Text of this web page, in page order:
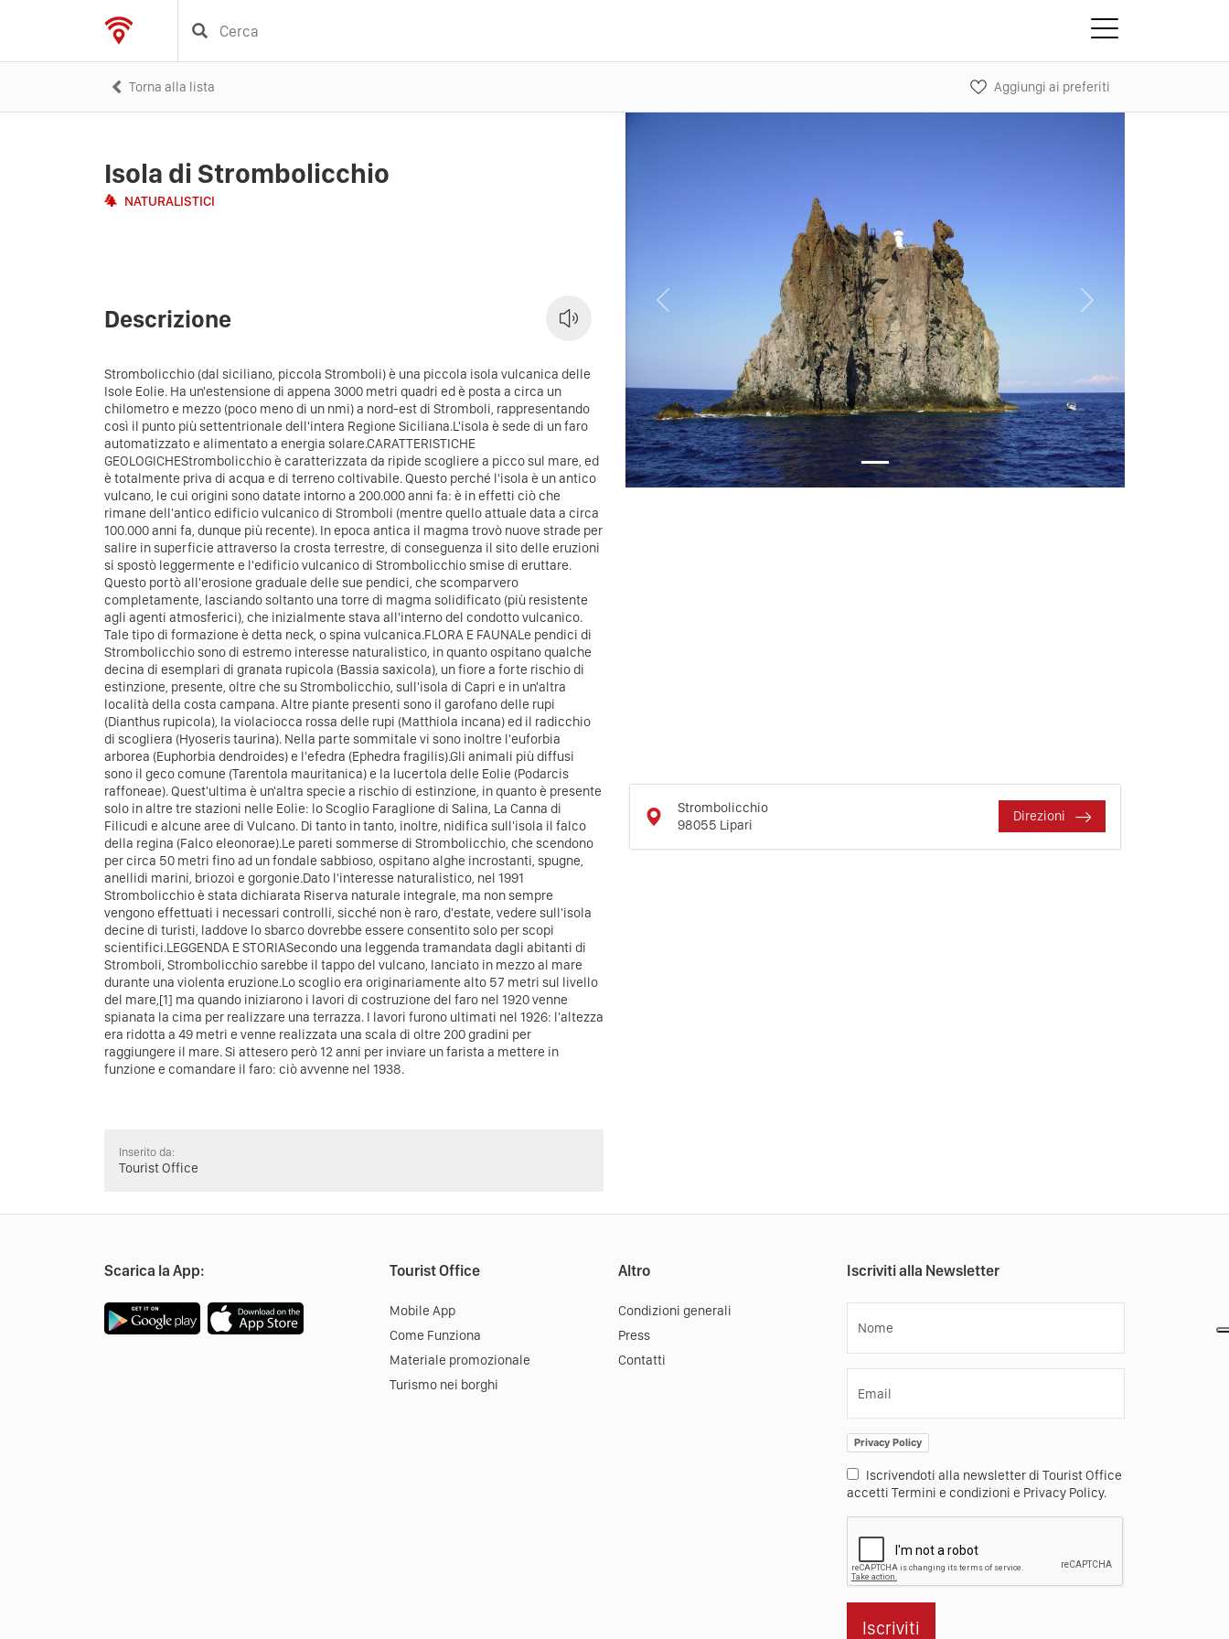
Torna alla lista Aggiungi ai preferiti
Isola di Strombolicchio
NATURALISTICI
Descrizione
Strombolicchio (dal siciliano, piccola Stromboli) è una piccola isola vulcanica delle
Isole Eolie. Ha un'estensione di appena 3000 metri quadri ed è posta a circa un
chilometro e mezzo (poco meno di un nmi) a nord-est di Stromboli, rappresentando
così il punto più settentrionale dell'intera Regione Siciliana.L'isola è sede di un faro
automatizzato e alimentato a energia solare.CARATTERISTICHE
GEOLOGICHEStrombolicchio è caratterizzata da ripide scogliere a picco sul mare, ed
è totalmente priva di acqua e di terreno coltivabile. Questo perché l'isola è un antico
vulcano, le cui origini sono datate intorno a 200.000 anni fa: è in effetti ciò che
rimane dell'antico edificio vulcanico di Stromboli (mentre quello attuale data a circa
100.000 anni fa, dunque più recente). In epoca antica il magma trovò nuove strade per
salire in superficie attraverso la crosta terrestre, di conseguenza il sito delle eruzioni
si spostò leggermente e l'edificio vulcanico di Strombolicchio smise di eruttare.
Questo portò all'erosione graduale delle sue pendici, che scomparvero
completamente, lasciando soltanto una torre di magma solidificato (più resistente
agli agenti atmosferici), che inizialmente stava all'interno del condotto vulcanico.
Tale tipo di formazione è detta neck, o spina vulcanica.FLORA E FAUNALe pendici di
Strombolicchio sono di estremo interesse naturalistico, in quanto ospitano qualche
decina di esemplari di granata rupicola (Bassia saxicola), un fiore a forte rischio di
estinzione, presente, oltre che su Strombolicchio, sull'isola di Capri e in un'altra
località della costa campana. Altre piante presenti sono il garofano delle rupi
(Dianthus rupicola), la violaciocca rossa delle rupi (Matthiola incana) ed il radicchio
di scogliera (Hyoseris taurina). Nella parte sommitale vi sono inoltre l'euforbia
arborea (Euphorbia dendroides) e l'efedra (Ephedra fragilis).Gli animali più diffusi
sono il geco comune (Tarentola mauritanica) e la lucertola delle Eolie (Podarcis
raffoneae). Quest'ultima è un'altra specie a rischio di estinzione, in quanto è presente
solo in altre tre stazioni nelle Eolie: lo Scoglio Faraglione di Salina, La Canna di
Filicudi e alcune aree di Vulcano. Di tanto in tanto, inoltre, nidifica sull'isola il falco
della regina (Falco eleonorae).Le pareti sommerse di Strombolicchio, che scendono
per circa 50 metri fino ad un fondale sabbioso, ospitano alghe incrostanti, spugne,
anellidi marini, briozoi e gorgonie.Dato l'interesse naturalistico, nel 1991
Strombolicchio è stata dichiarata Riserva naturale integrale, ma non sempre
vengono effettuati i necessari controlli, sicché non è raro, d'estate, vedere sull'isola
decine di turisti, laddove lo sbarco dovrebbe essere consentito solo per scopi
scientifici.LEGGENDA E STORIASecondo una leggenda tramandata dagli abitanti di
Stromboli, Strombolicchio sarebbe il tappo del vulcano, lanciato in mezzo al mare
durante una violenta eruzione.Lo scoglio era originariamente alto 57 metri sul livello
del mare,[1] ma quando iniziarono i lavori di costruzione del faro nel 1920 venne
spianata la cima per realizzare una terrazza. I lavori furono ultimati nel 1926: l'altezza
era ridotta a 49 metri e venne realizzata una scala di oltre 200 gradini per
raggiungere il mare. Si attesero però 12 anni per inviare un farista a mettere in
funzione e comandare il faro: ciò avvenne nel 1938.
Inserito da:
Tourist Office
Previous Next
Strombolicchio
98055 Lipari
Direzioni
Scarica la App: Tourist Office
Mobile App
Come Funziona
Materiale promozionale
Turismo nei borghi
Altro
Condizioni generali
Press
Contatti
Iscriviti alla Newsletter
Nome
Email
Privacy Policy
Iscrivendoti alla newsletter di Tourist Office
accetti Termini e condizioni e Privacy Policy.
Iscriviti